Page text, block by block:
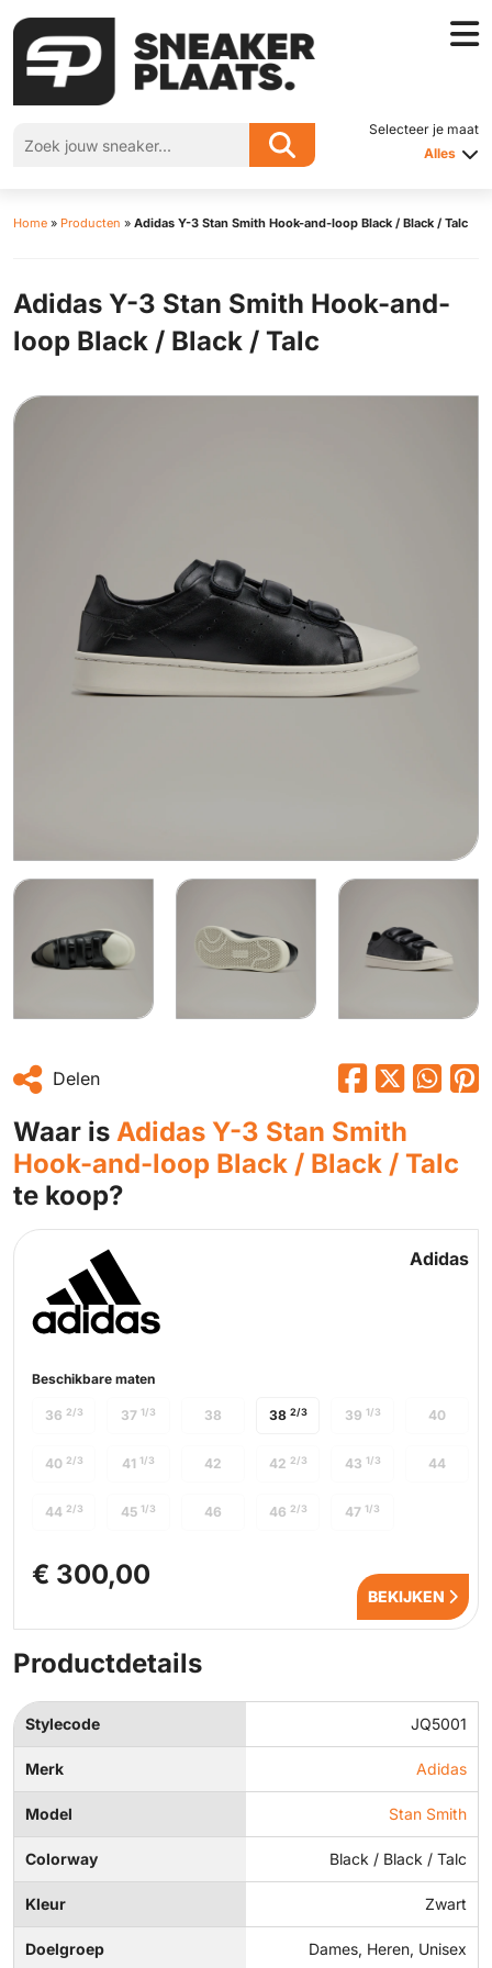
Selecteer je maat
Alles
Home » Producten » Adidas Y-3 Stan Smith Hook-and-loop Black / Black / Talc
Adidas Y-3 Stan Smith Hook-and-
loop Black / Black / Talc
Delen
Waar is Adidas Y-3 Stan Smith
Hook-and-loop Black / Black / Talc
te koop?
Adidas
Beschikbare maten
38 2/3
36 2/3 37 1/3 38 39 1/3 40
40 2/3 41 1/3 42 42 2/3 43 1/3 44
44 2/3 45 1/3 46 46 2/3 47 1/3
€ 300,00
BEKIJKEN
Productdetails
Stylecode JQ5001
Merk Adidas
Model Stan Smith
Colorway Black / Black / Talc
Kleur Zwart
Doelgroep Dames, Heren, Unisex